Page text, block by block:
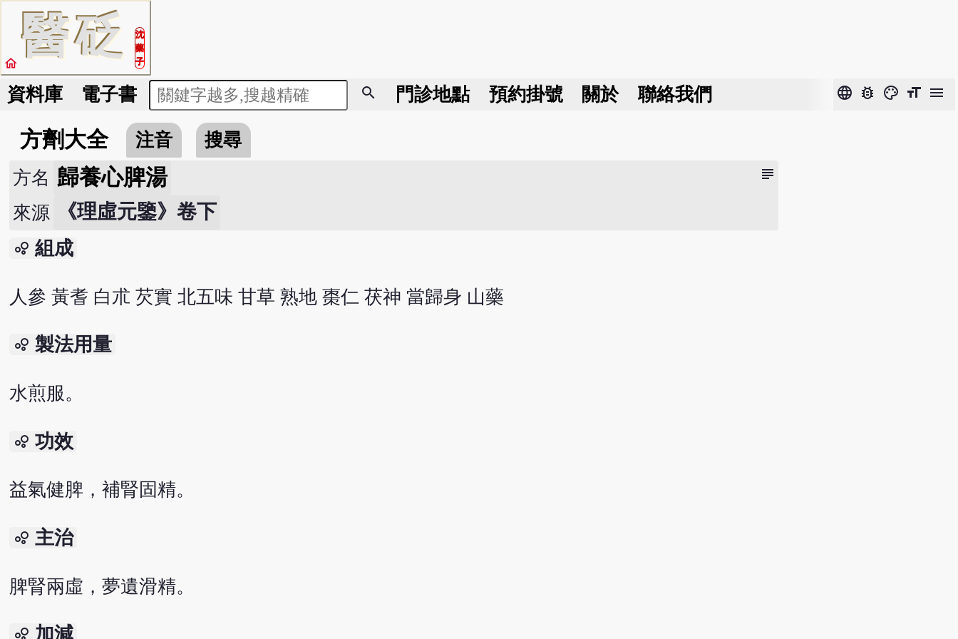
醫砭
沈
藥
子
home
資料庫 電子書 search 門診地點 預約掛號 關於 聯絡我們 language bug_report color_lens format_size menu
方劑大全 注音 搜尋
subject
方名 歸養心脾湯
來源 《理虛元鑒》卷下
bubble_chart 組成
人參 黃耆 白朮 芡實 北五味 甘草 熟地 棗仁 茯神 當歸身 山藥
bubble_chart 製法用量
水煎服。
bubble_chart 功效
益氣健脾，補腎固精。
bubble_chart 主治
脾腎兩虛，夢遺滑精。
bubble_chart 加減